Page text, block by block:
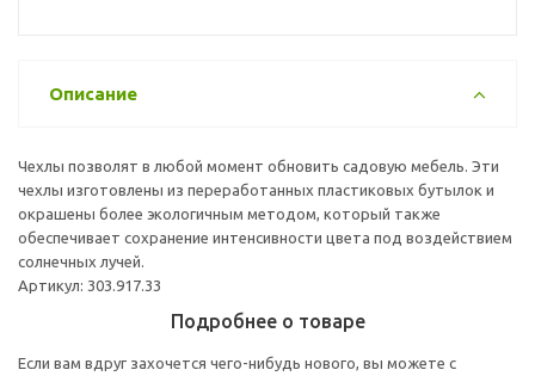
Описание
Чехлы позволят в любой момент обновить садовую мебель. Эти
чехлы изготовлены из переработанных пластиковых бутылок и
окрашены более экологичным методом, который также
обеспечивает сохранение интенсивности цвета под воздействием
солнечных лучей.
Артикул: 303.917.33
Подробнее о товаре
Если вам вдруг захочется чего-нибудь нового, вы можете с